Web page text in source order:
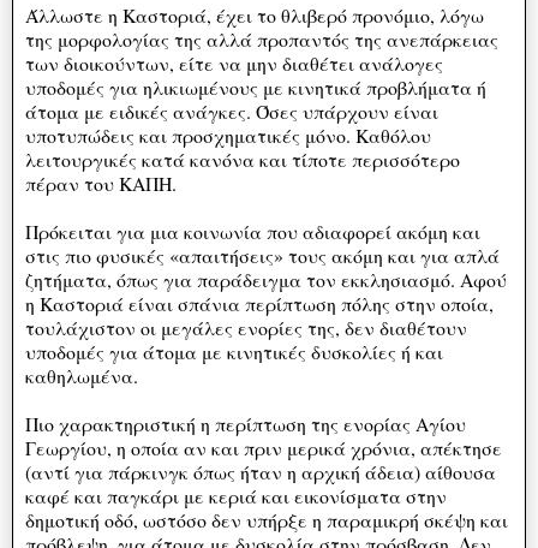
Άλλωστε η Καστοριά, έχει το θλιβερό προνόμιο, λόγω
της μορφολογίας της αλλά προπαντός της ανεπάρκειας
των διοικούντων, είτε να μην διαθέτει ανάλογες
υποδομές για ηλικιωμένους με κινητικά προβλήματα ή
άτομα με ειδικές ανάγκες. Όσες υπάρχουν είναι
υποτυπώδεις και προσχηματικές μόνο. Καθόλου
λειτουργικές κατά κανόνα και τίποτε περισσότερο
πέραν του ΚΑΠΗ.
Πρόκειται για μια κοινωνία που αδιαφορεί ακόμη και
στις πιο φυσικές «απαιτήσεις» τους ακόμη και για απλά
ζητήματα, όπως για παράδειγμα τον εκκλησιασμό. Αφού
η Καστοριά είναι σπάνια περίπτωση πόλης στην οποία,
τουλάχιστον οι μεγάλες ενορίες της, δεν διαθέτουν
υποδομές για άτομα με κινητικές δυσκολίες ή και
καθηλωμένα.
Πιο χαρακτηριστική η περίπτωση της ενορίας Αγίου
Γεωργίου, η οποία αν και πριν μερικά χρόνια, απέκτησε
(αντί για πάρκινγκ όπως ήταν η αρχική άδεια) αίθουσα
καφέ και παγκάρι με κεριά και εικονίσματα στην
δημοτική οδό, ωστόσο δεν υπήρξε η παραμικρή σκέψη και